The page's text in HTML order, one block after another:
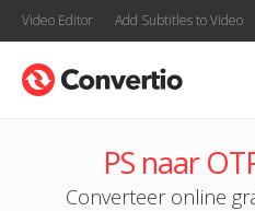
Video Editor Add Subtitles to Video
PS naar
Converteer online